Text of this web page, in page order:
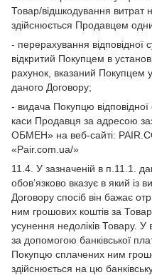
Товар/відшкодування витрат
здійснюється Продавцем
- перерахування відповідної
відкритий Покупцем в
рахунок, вказаний Покупцем у
даного Договору;
- видача Покупцю відповідної
каси Продавця за адресою
ОБМЕН» на веб-сайті:
«Pair.com.ua/»
11.4. У зазначеній в п.11.1.
обов’язково вказує в який із
Договору спосіб він бажає
ним грошових коштів за
усунення недоліків Товару.
за допомогою банківської
Покупцю сплачених ним
здійснюється на цю